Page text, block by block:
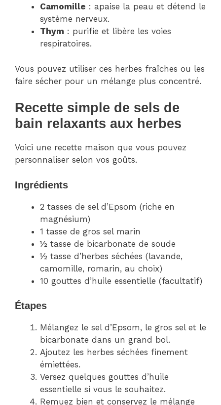
Camomille : apaise la peau et détend le
système nerveux.
Thym : purifie et libère les voies
respiratoires.
Vous pouvez utiliser ces herbes fraîches ou les
faire sécher pour un mélange plus concentré.
Recette simple de sels de
bain relaxants aux herbes
Voici une recette maison que vous pouvez
personnaliser selon vos goûts.
Ingrédients
2 tasses de sel d’Epsom (riche en
magnésium)
1 tasse de gros sel marin
½ tasse de bicarbonate de soude
½ tasse d’herbes séchées (lavande,
camomille, romarin, au choix)
10 gouttes d’huile essentielle (facultatif)
Étapes
Mélangez le sel d’Epsom, le gros sel et le
bicarbonate dans un grand bol.
Ajoutez les herbes séchées finement
émiettées.
Versez quelques gouttes d’huile
essentielle si vous le souhaitez.
Remuez bien et conservez le mélange